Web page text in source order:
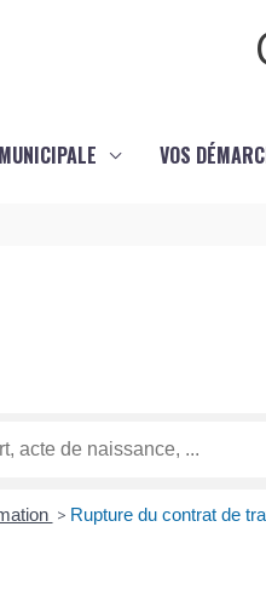
VOS
> Rupture du contrat de